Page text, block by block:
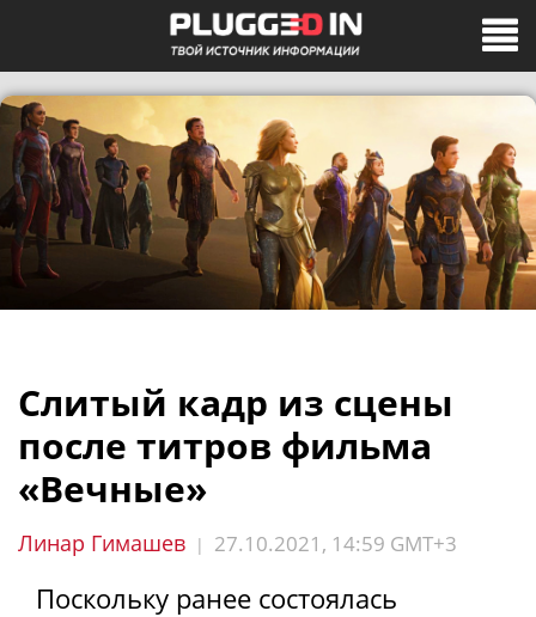
Слитый кадр из сцены
после титров фильма
«Вечные»
Линар Гимашев | 27.10.2021, 14:59 GMT+3
Поскольку ранее состоялась